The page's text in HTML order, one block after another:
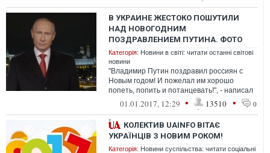
В УКРАИНЕ ЖЕСТОКО ПОШУТИЛИ
НАД НОВОГОДНИМ
ПОЗДРАВЛЕНИЕМ ПУТИНА. ФОТО
Категорія: Новини в світі: читати останні світові
новини
"Владимир Путин поздравил россиян с
Новым годом! И пожелал им хорошо
попеть, попить и потанцевать!", - написал
Голобуцкий и опубликовал картинку.
01.01.2017, 12:29 • 13510 • 0
КОЛЕКТИВ UAINFO ВІТАЄ
УКРАЇНЦІВ З НОВИМ РОКОМ!
Категорія: Новини суспільства: читати соціальні